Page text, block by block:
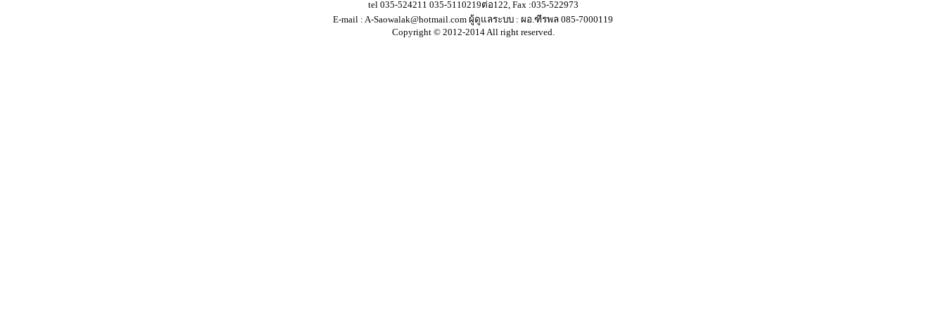
tel 035-524211 035-5110219ต่อ122, Fax :035-522973
E-mail : A-Saowalak@hotmail.com ผู้ดูแลระบบ : ผอ.ฑีรพล 085-7000119
Copyright © 2012-2014 All right reserved.